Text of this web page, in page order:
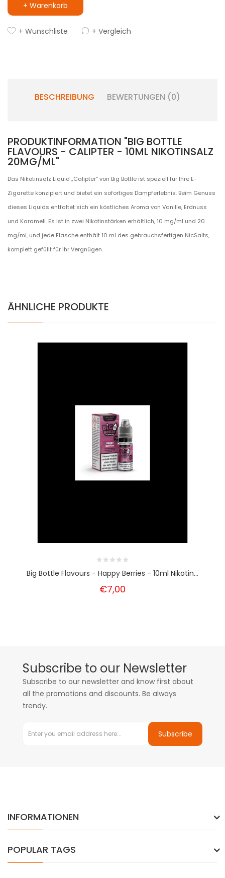
+ Warenkorb
+ Wunschliste + Vergleich
BESCHREIBUNG BEWERTUNGEN (0)
PRODUKTINFORMATION "BIG BOTTLE
FLAVOURS - CALIPTER - 10ML NIKOTINSALZ
20MG/ML"
Das Nikotinsalz Liquid „Calipter“ von Big Bottle ist speziell für Ihre E-
Zigarette konzipiert und bietet ein sofortiges Dampferlebnis. Beim Genuss
dieses Liquids entfaltet sich ein köstliches Aroma von Vanille, Erdnuss
und Karamell. Es ist in zwei Nikotinstärken erhältlich, 10 mg/ml und 20
mg/ml, und jede Flasche enthält 10 ml des gebrauchsfertigen NicSalts,
komplett gefüllt für Ihr Vergnügen.
ÄHNLICHE PRODUKTE
Big Bottle Flavours - Happy Berries - 10ml Nikotin...
€7,00
Subscribe to our Newsletter
Subscribe to our newsletter and know first about
all the promotions and discounts. Be always
trendy.
Subscribe
INFORMATIONEN
POPULAR TAGS